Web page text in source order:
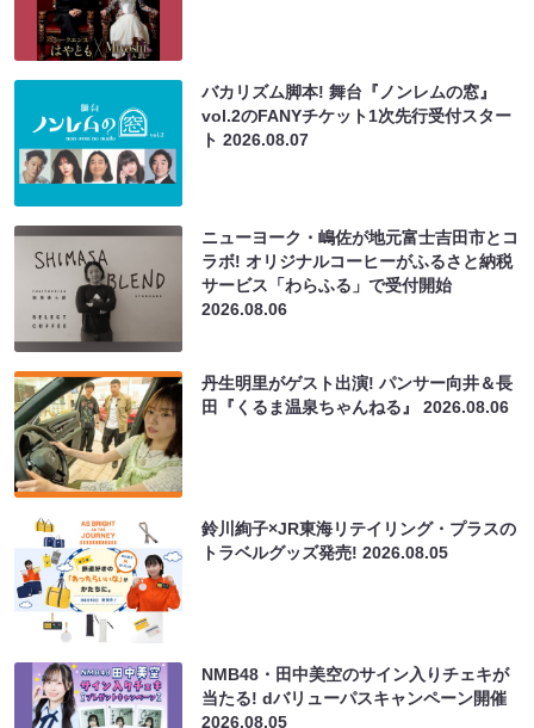
バカリズム脚本! 舞台『ノンレムの窓』
vol.2のFANYチケット1次先行受付スター
ト2026.08.07
ニューヨーク・嶋佐が地元富士吉田市とコ
ラボ! オリジナルコーヒーがふるさと納税
サービス「わらふる」で受付開始
2026.08.06
丹生明里がゲスト出演! パンサー向井＆長
田『くるま温泉ちゃんねる』2026.08.06
鈴川絢子×JR東海リテイリング・プラスの
トラベルグッズ発売!2026.08.05
NMB48・田中美空のサイン入りチェキが
当たる! dバリューパスキャンペーン開催
2026.08.05